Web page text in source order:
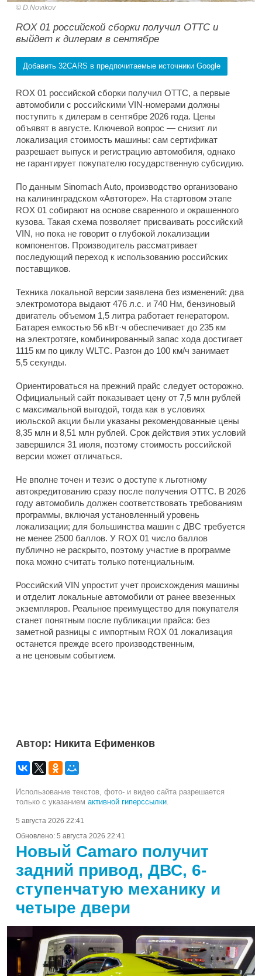
D.Novikov
ROX 01 российской сборки получил ОТТС и
выйдет к дилерам в сентябре
Добавить 32CARS в предпочитаемые источники Google
ROX 01 российской сборки получил ОТТС, а первые
автомобили с российскими VIN-номерами должны
поступить к дилерам в сентябре 2026 года. Цены
объявят в августе. Ключевой вопрос — снизит ли
локализация стоимость машины: сам сертификат
разрешает выпуск и регистрацию автомобиля, однако
не гарантирует покупателю государственную субсидию.
По данным Sinomach Auto, производство организовано
на калининградском «Автоторе». На стартовом этапе
ROX 01 собирают на основе сваренного и окрашенного
кузова. Такая схема позволяет присваивать российский
VIN, но пока не говорит о глубокой локализации
компонентов. Производитель рассматривает
последующий переход к использованию российских
поставщиков.
Техника локальной версии заявлена без изменений: два
электромотора выдают 476 л.с. и 740 Нм, бензиновый
двигатель объемом 1,5 литра работает генератором.
Батарея емкостью 56 кВт·ч обеспечивает до 235 км
на электротяге, комбинированный запас хода достигает
1115 км по циклу WLTC. Разгон до 100 км/ч занимает
5,5 секунды.
Ориентироваться на прежний прайс следует осторожно.
Официальный сайт показывает цену от 7,5 млн рублей
с максимальной выгодой, тогда как в условиях
июльской акции были указаны рекомендованные цены
8,35 млн и 8,51 млн рублей. Срок действия этих условий
завершился 31 июля, поэтому стоимость российской
версии может отличаться.
Не вполне точен и тезис о доступе к льготному
автокредитованию сразу после получения ОТТС. В 2026
году автомобиль должен соответствовать требованиям
программы, включая установленный уровень
локализации; для большинства машин с ДВС требуется
не менее 2500 баллов. У ROX 01 число баллов
публично не раскрыто, поэтому участие в программе
пока можно считать только потенциальным.
Российский VIN упростит учет происхождения машины
и отделит локальные автомобили от ранее ввезенных
экземпляров. Реальное преимущество для покупателя
станет понятным после публикации прайса: без
заметной разницы с импортным ROX 01 локализация
останется прежде всего производственным,
а не ценовым событием.
Автор: Никита Ефименков
Использование текстов, фото- и видео сайта разрешается
только с указанием активной гиперссылки
5 августа 2026 22:41
Обновлено: 5 августа 2026 22:41
Новый Camaro получит
задний привод, ДВС, 6-
ступенчатую механику и
четыре двери